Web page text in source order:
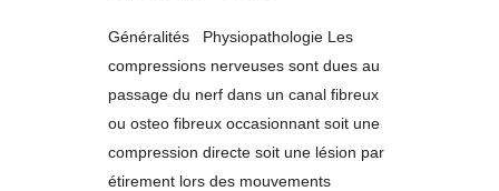
Généralités Physiopathologie Les
compressions nerveuses sont dues au
passage du nerf dans un canal fibreux
ou osteo fibreux occasionnant soit une
compression directe soit une lésion par
étirement lors des mouvements